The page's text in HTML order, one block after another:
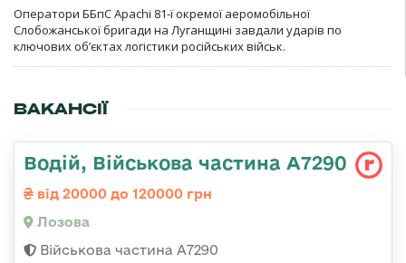
Оператори ББпС Apachi 81-ї окремої аеромобільної
Слобожанської бригади на Луганщині завдали ударів по
ключових об’єктах логістики російських військ.
ВАКАНСІЇ
Водій, Військова частина А7290
від 20000 до 120000 грн
Лозова
Військова частина А7290